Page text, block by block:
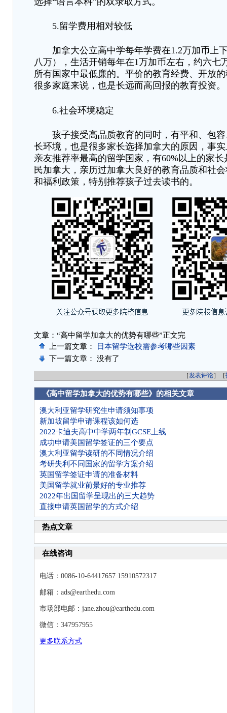
5.留学费用相对较低
加拿大公立高中学每年学费在1.2万加币上
八万），生活开销每年在1万加币左右，约六七
所有国家中最低廉的。平价的教育经费、开放
很多家庭来说，也是长远而高回报的教育投资。
6.社会环境稳定
孩子接受高品质教育的同时，有平和、包容
长环境，也是很多家长选择加拿大的原因，事
亲友推荐率最高的留学国家，有60%以上的家
民加拿大，亲历过加拿大良好的教育品质和社
和福利政策，特别推荐孩子过去读书的。
文章：“高中留学加拿大的优势有哪些”正文完
上一篇文章：
日本留学选校需参考哪些因素
下一篇文章： 没有了
［发表评论］［
《高中留学加拿大的优势有哪些》的相关文章
澳大利亚留学研究生申请须知事项
新加坡留学申请课程该如何选
2022卡迪夫高中中学两年制GCSE上线
成功申请美国留学签证的三个要点
澳大利亚留学读研的不同情况介绍
考研失利不同国家的留学方案介绍
英国留学签证申请的准备材料
美国留学就业前景好的专业推荐
2022年出国留学呈现出的三大趋势
直接申请英国留学的方式介绍
热点文章
在线咨询